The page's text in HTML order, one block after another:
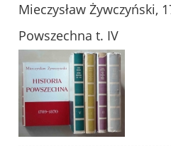
Mieczysław Żywczyński,
Powszechna t. IV